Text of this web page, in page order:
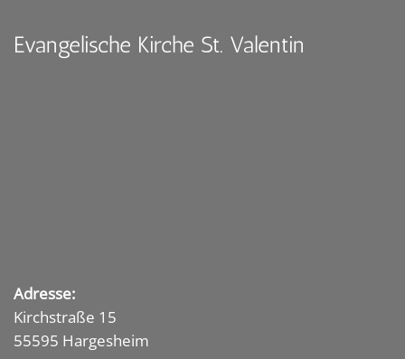
Evangelische Kirche St. Valentin
Adresse:
Kirchstraße 15
55595 Hargesheim